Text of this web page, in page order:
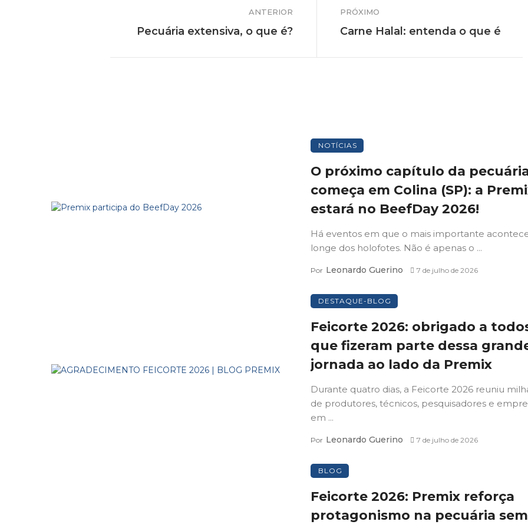
ANTERIOR
Pecuária extensiva, o que é?
PRÓXIMO
Carne Halal: entenda o que é
NOTÍCIAS
O próximo capítulo da
começa em Colina (SP): a
estará no BeefDay 2026!
Há eventos em que o mais importante
longe dos holofotes. Não é apenas o ...
Por Leonardo Guerino 7 de julho de 2026
DESTAQUE-BLOG
Feicorte 2026: obrigado a
que fizeram parte dessa
jornada ao lado da Premix
Durante quatro dias, a Feicorte 2026 reuniu
de produtores, técnicos, pesquisadores e
em ...
Por Leonardo Guerino 7 de julho de 2026
BLOG
Feicorte 2026: Premix reforça
protagonismo na pecuária sem